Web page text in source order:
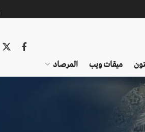
میقات ویب المرصاد